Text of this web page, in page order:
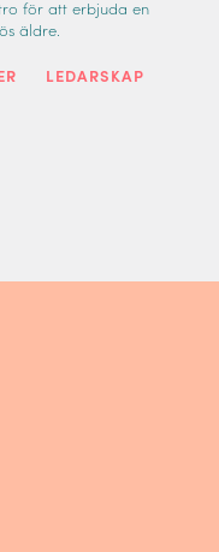
för att erbjuda en
äldre.
LEDARSKAP